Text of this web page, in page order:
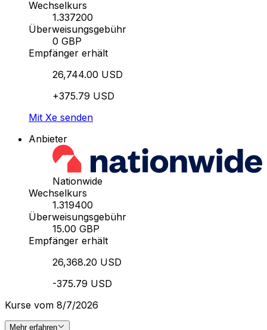
Wechselkurs
1.337200
Überweisungsgebühr
0 GBP
Empfänger erhält
26,744.00 USD
+375.79 USD
Mit Xe senden
Anbieter
Nationwide
Wechselkurs
1.319400
Überweisungsgebühr
15.00 GBP
Empfänger erhält
26,368.20 USD
-375.79 USD
Kurse vom 8/7/2026
Mehr erfahren